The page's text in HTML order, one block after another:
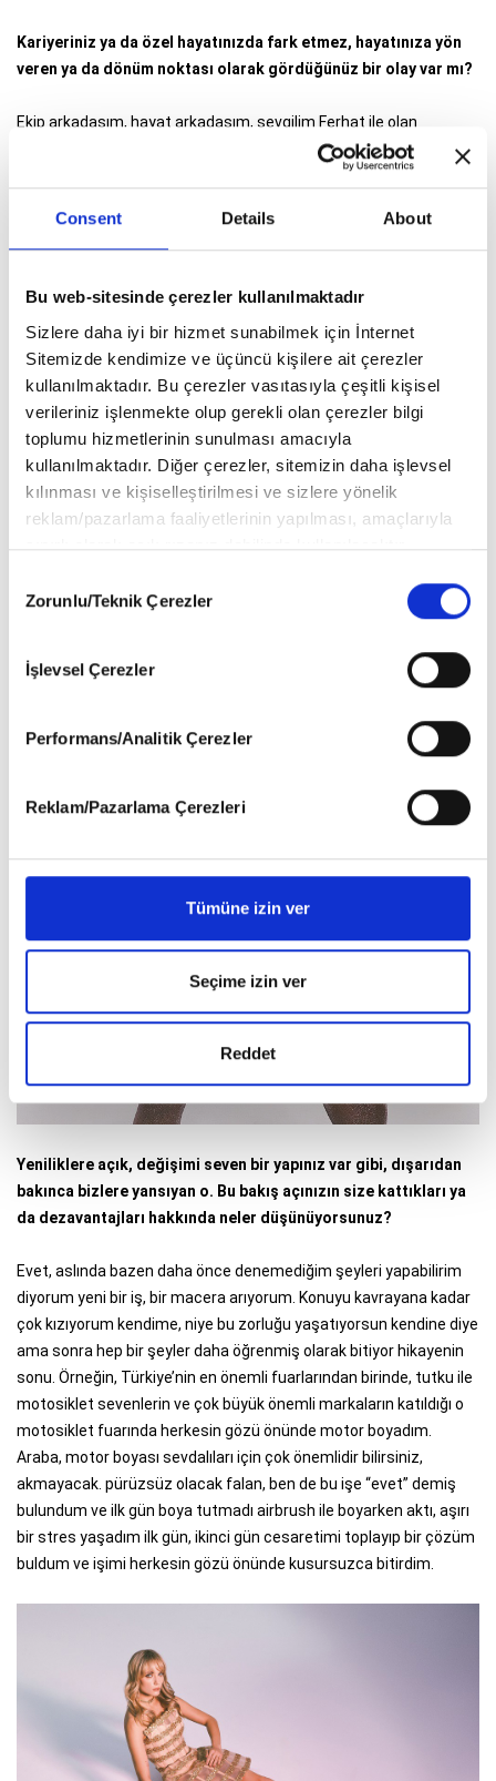
Consent Details About
Bu web-sitesinde çerezler kullanılmaktadır
Sizlere daha iyi bir hizmet sunabilmek için İnternet
Sitemizde kendimize ve üçüncü kişilere ait çerezler
kullanılmaktadır. Bu çerezler vasıtasıyla çeşitli kişisel
verileriniz işlenmekte olup gerekli olan çerezler bilgi
toplumu hizmetlerinin sunulması amacıyla
kullanılmaktadır. Diğer çerezler, sitemizin daha işlevsel
kılınması ve kişiselleştirilmesi ve sizlere yönelik
reklam/pazarlama faaliyetlerinin yapılması, amaçlarıyla
sınırlı olarak açık rızanız dahilinde kullanılacaktır.
vasıtasıyla belirleyebilirsiniz. Çerezlere ilişkin detaylı bilgi
Çerez Bilgilendirme
6698 sayılı Kişisel Verilerin Korunması Kanunu uyarınca
okumak ve sitemizi ziyaretiniz kapsamında
gerçekleştirilen veri işleme faaliyetleri ile ilgili daha
Selection
Zorunlu/Teknik Çerezler
İşlevsel Çerezler
Performans/Analitik Çerezler
Reklam/Pazarlama Çerezleri
Tümüne izin ver
Seçime izin ver
Reddet
Kariyeriniz ya da özel hayatınızda fark etmez, hayatınıza yön
veren ya da dönüm noktası olarak gördüğünüz bir olay var mı?
Ekip arkadaşım, hayat arkadaşım, sevgilim Ferhat ile olan
hedefleriniz neler?
yapmak/boyamak istiyorum. Çalışırken giymek üzere işlevsel ve
şık iki model çalışma tulumu tasarladım, bunu hayata geçiriyoruz
ve bunun heyecanı içindeyim. Daha çok resim yapmak mümkün
olursa sergimi yapmak istiyorum.
Yeniliklere açık, değişimi seven bir yapınız var gibi, dışarıdan
bakınca bizlere yansıyan o. Bu bakış açınızın size kattıkları ya
da dezavantajları hakkında neler düşünüyorsunuz?
Evet, aslında bazen daha önce denemediğim şeyleri yapabilirim
diyorum yeni bir iş, bir macera arıyorum. Konuyu kavrayana kadar
çok kızıyorum kendime, niye bu zorluğu yaşatıyorsun kendine diye
ama sonra hep bir şeyler daha öğrenmiş olarak bitiyor hikayenin
sonu. Örneğin, Türkiye’nin en önemli fuarlarından birinde, tutku ile
motosiklet sevenlerin ve çok büyük önemli markaların katıldığı o
motosiklet fuarında herkesin gözü önünde motor boyadım.
Araba, motor boyası sevdalıları için çok önemlidir bilirsiniz,
akmayacak. pürüzsüz olacak falan, ben de bu işe “evet” demiş
bulundum ve ilk gün boya tutmadı airbrush ile boyarken aktı, aşırı
bir stres yaşadım ilk gün, ikinci gün cesaretimi toplayıp bir çözüm
buldum ve işimi herkesin gözü önünde kusursuzca bitirdim.